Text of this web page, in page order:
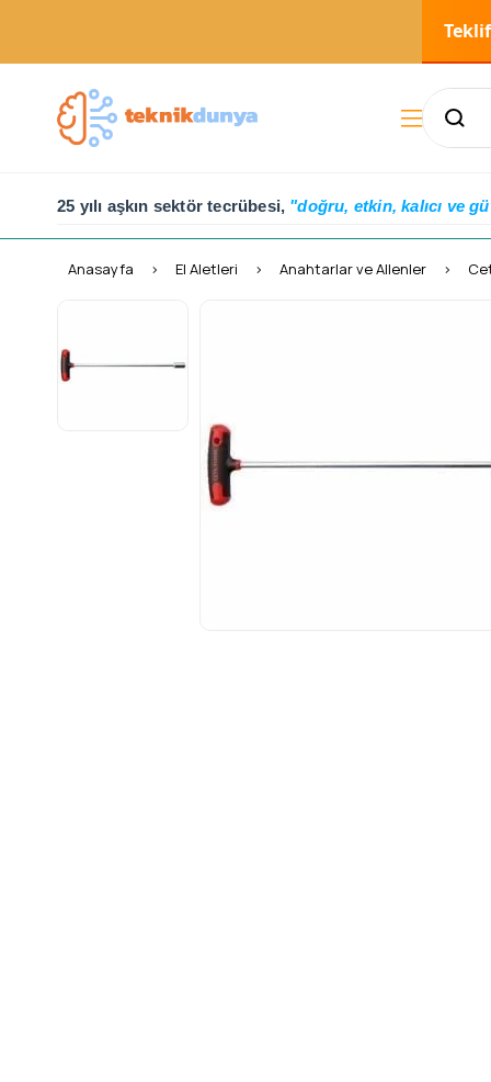
25 yılı aşkın sektör tecrübesi, "doğru, etkin, kalıcı ve
Anasayfa El Aletleri Anahtarlar ve Allenler